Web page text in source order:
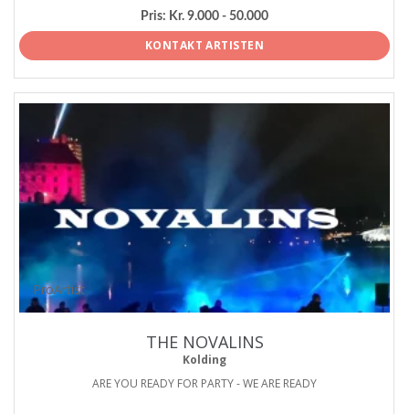
Pris: Kr. 9.000 - 50.000
KONTAKT ARTISTEN
ProArtist
THE NOVALINS
Kolding
ARE YOU READY FOR PARTY - WE ARE READY